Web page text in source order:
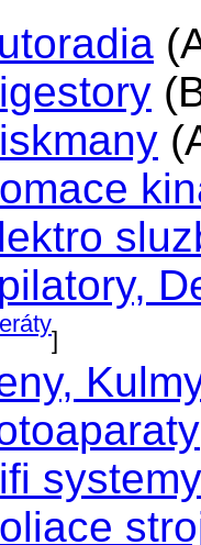
]
systemy